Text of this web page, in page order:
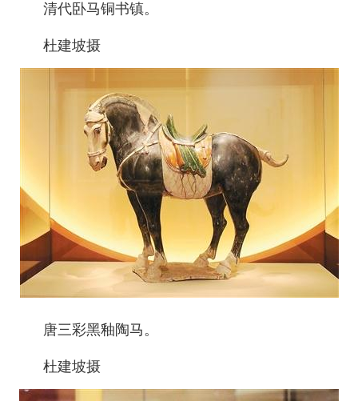
清代卧马铜书镇。
杜建坡摄
唐三彩黑釉陶马。
杜建坡摄